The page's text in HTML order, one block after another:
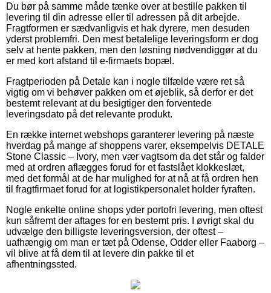
Du bør på samme måde tænke over at bestille pakken til
levering til din adresse eller til adressen på dit arbejde.
Fragtformen er sædvanligvis et hak dyrere, men desuden
yderst problemfri. Den mest betalelige leveringsform er dog
selv at hente pakken, men den løsning nødvendiggør at du
er med kort afstand til e-firmaets bopæl.
Fragtperioden på Detale kan i nogle tilfælde være ret så
vigtig om vi behøver pakken om et øjeblik, så derfor er det
bestemt relevant at du besigtiger den forventede
leveringsdato på det relevante produkt.
En række internet webshops garanterer levering på næste
hverdag på mange af shoppens varer, eksempelvis DETALE
Stone Classic – Ivory, men vær vagtsom da det står og falder
med at ordren aflægges forud for et fastslået klokkeslæt,
med det formål at de har mulighed for at nå at få ordren hen
til fragtfirmaet forud for at logistikpersonalet holder fyraften.
Nogle enkelte online shops yder portofri levering, men oftest
kun såfremt der aftages for en bestemt pris. I øvrigt skal du
udvælge den billigste leveringsversion, der oftest –
uafhængig om man er tæt på Odense, Odder eller Faaborg –
vil blive at få dem til at levere din pakke til et
afhentningssted.